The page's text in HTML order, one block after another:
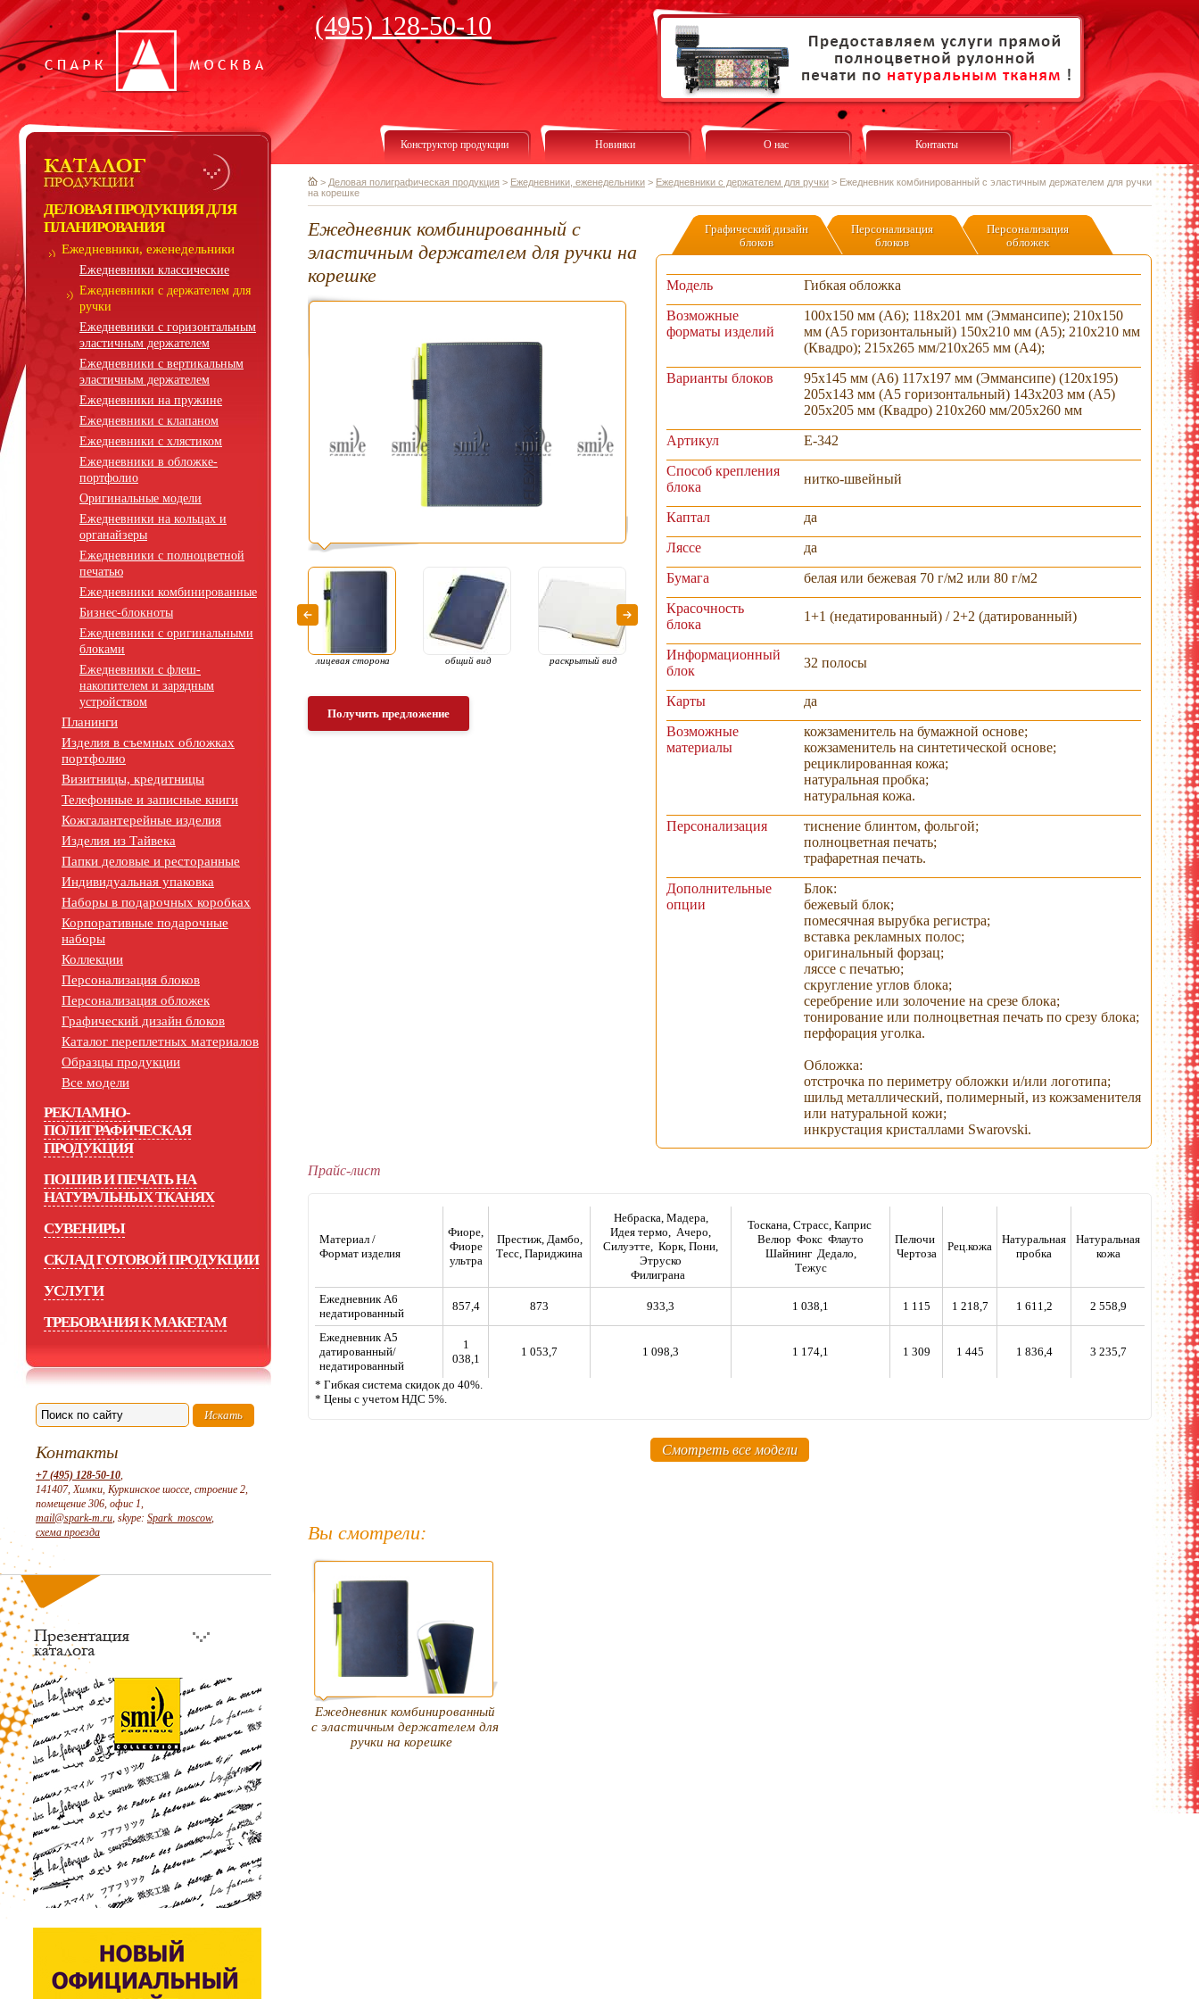
(495) 128-50-10
ДЕЛОВАЯ ПРОДУКЦИЯ ДЛЯ
ПЛАНИРОВАНИЯ
Ежедневники, еженедельники
Ежедневники классические
Ежедневники с держателем для
ручки
Ежедневники с горизонтальным
эластичным держателем
Ежедневники с вертикальным
эластичным держателем
Ежедневники на пружине
Ежедневники с клапаном
Ежедневники с хлястиком
Ежедневники в обложке-
портфолио
Оригинальные модели
Ежедневники на кольцах и
органайзеры
Ежедневники с полноцветной
печатью
Ежедневники комбинированные
Бизнес-блокноты
Ежедневники с оригинальными
блоками
Ежедневники с флеш-
накопителем и зарядным
устройством
Планинги
Изделия в съемных обложках
портфолио
Визитницы, кредитницы
Телефонные и записные книги
Кожгалантерейные изделия
Изделия из Тайвека
Папки деловые и ресторанные
Индивидуальная упаковка
Наборы в подарочных коробках
Корпоративные подарочные
наборы
Коллекции
Персонализация блоков
Персонализация обложек
Графический дизайн блоков
Каталог переплетных материалов
Образцы продукции
Все модели
РЕКЛАМНО-
ПОЛИГРАФИЧЕСКАЯ
ПРОДУКЦИЯ
ПОШИВ И ПЕЧАТЬ НА
НАТУРАЛЬНЫХ ТКАНЯХ
СУВЕНИРЫ
СКЛАД ГОТОВОЙ ПРОДУКЦИИ
УСЛУГИ
ТРЕБОВАНИЯ К МАКЕТАМ
Контакты
+7 (495) 128-50-10,
141407, Химки, Куркинское шоссе, строение 2,
помещение 306, офис 1,
mail@spark-m.ru, skype: Spark_moscow,
схема проезда
Конструктор продукции Новинки О нас Контакты
> Деловая полиграфическая продукция > Ежедневники, еженедельники > Ежедневники с держателем для ручки > Ежедневник комбинированный с эластичным держателем для ручки
на корешке
Ежедневник комбинированный с
эластичным держателем для ручки на
корешке
лицевая сторона общий вид раскрытый вид раскрытый вид раскрытый вид гибкая обложка
Получить предложение
Графический дизайн
блоков
Персонализация
блоков
Персонализация
обложек
Модель
Гибкая обложка
Возможные
форматы изделий
100х150 мм (А6); 118х201 мм (Эммансипе); 210х150
мм (А5 горизонтальный) 150х210 мм (А5); 210х210 мм
(Квадро); 215х265 мм/210х265 мм (А4);
Варианты блоков
95х145 мм (А6) 117х197 мм (Эммансипе) (120х195)
205х143 мм (А5 горизонтальный) 143х203 мм (А5)
205х205 мм (Квадро) 210х260 мм/205х260 мм
Артикул
E-342
Способ крепления
блока
нитко-швейный
Каптал
да
Ляссе
да
Бумага
белая или бежевая 70 г/м2 или 80 г/м2
Красочность
блока
1+1 (недатированный) / 2+2 (датированный)
Информационный
блок
32 полосы
Карты
да
Возможные
материалы
кожзаменитель на бумажной основе;
кожзаменитель на синтетической основе;
рециклированная кожа;
натуральная пробка;
натуральная кожа.
Персонализация
тиснение блинтом, фольгой;
полноцветная печать;
трафаретная печать.
Дополнительные
опции
Блок:
бежевый блок;
помесячная вырубка регистра;
вставка рекламных полос;
оригинальный форзац;
ляссе с печатью;
скругление углов блока;
серебрение или золочение на срезе блока;
тонирование или полноцветная печать по срезу блока;
перфорация уголка.
Обложка:
отстрочка по периметру обложки и/или логотипа;
шильд металлический, полимерный, из кожзаменителя
или натуральной кожи;
инкрустация кристаллами Swarovski.
Прайс-лист
Материал /
Формат изделия
Фиоре,
Фиоре
ультра
Престиж, Дамбо,
Тесс, Париджина
Небраска, Мадера,
Идея термо, Ачеро,
Силуэтте, Корк, Пони,
Этруско
Филиграна
Тоскана, Страсс, Каприс
Велюр Фокс Флауто
Шайнинг Дедало,
Тежус
Пелючи
Чертоза
Рец.кожа
Натуральная
пробка
Натуральная
кожа
Ежедневник А6
недатированный
857,4 873 933,3 1 038,1 1 115 1 218,7 1 611,2 2 558,9
Ежедневник А5
датированный/
недатированный
1
038,1
1 053,7 1 098,3 1 174,1 1 309 1 445 1 836,4 3 235,7
* Гибкая система скидок до 40%.
* Цены с учетом НДС 5%.
Смотреть все модели
Вы смотрели:
Ежедневник комбинированный
с эластичным держателем для
ручки на корешке